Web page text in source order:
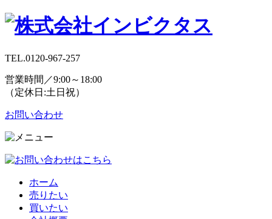
TEL.0120-967-257
営業時間／9:00～18:00
（定休日:土日祝）
お問い合わせ
ホーム
売りたい
買いたい